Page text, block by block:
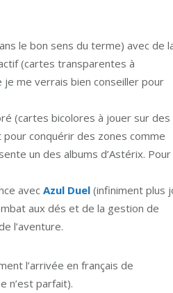
le bon sens du terme) avec de
(cartes transparentes à
me verrais bien conseiller pour
(cartes bicolores à jouer sur des
conquérir des zones comme
un des albums d’Astérix. Pour
avec Azul Duel (infiniment plus
aux dés et de la gestion de
l’aventure.
l’arrivée en français de
n’est parfait).